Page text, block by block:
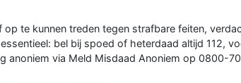
op te kunnen treden tegen strafbare feiten,
bel bij spoed of heterdaad altijd 112,
anoniem via Meld Misdaad Anoniem op 0800-